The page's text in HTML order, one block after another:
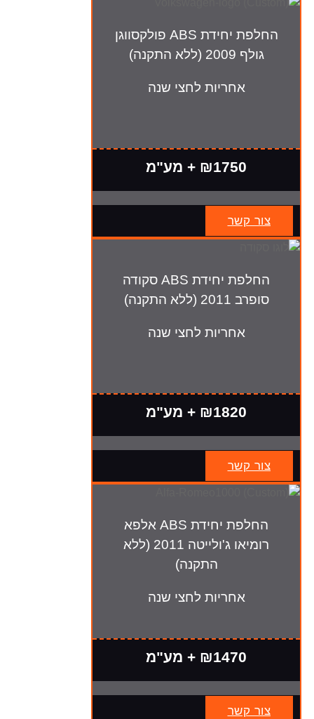
החלפת יחידת ABS פולקסווגן
גולף 2009 (ללא התקנה)
אחריות לחצי שנה
₪1750 + מע"מ
צור קשר
החלפת יחידת ABS סקודה
סופרב 2011 (ללא התקנה)
אחריות לחצי שנה
₪1820 + מע"מ
צור קשר
החלפת יחידת ABS אלפא
רומיאו ג'ולייטה 2011 (ללא
התקנה)
אחריות לחצי שנה
₪1470 + מע"מ
צור קשר